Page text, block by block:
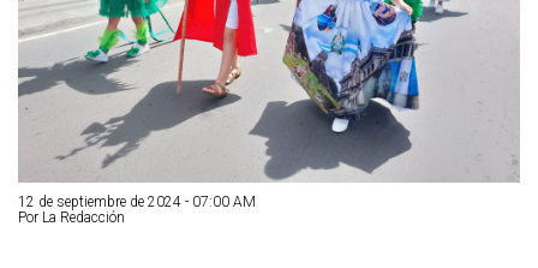
12 de septiembre de 2024 - 07:00 AM
Por La Redacción